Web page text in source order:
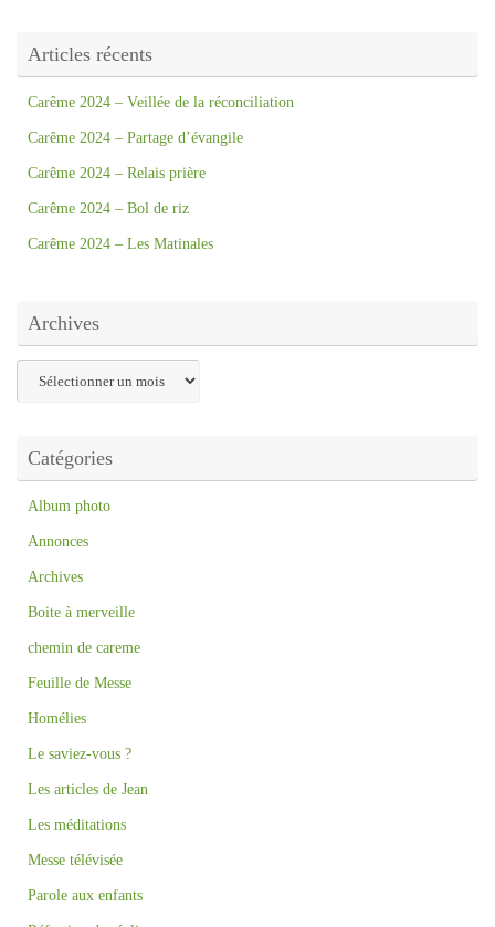
Articles récents
Carême 2024 – Veillée de la réconciliation
Carême 2024 – Partage d’évangile
Carême 2024 – Relais prière
Carême 2024 – Bol de riz
Carême 2024 – Les Matinales
Archives
Catégories
Album photo
Annonces
Archives
Boite à merveille
chemin de careme
Feuille de Messe
Homélies
Le saviez-vous ?
Les articles de Jean
Les méditations
Messe télévisée
Parole aux enfants